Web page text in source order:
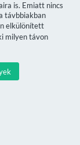
is. Emiatt nincs
távbbiakban
elkülönített
milyen távon